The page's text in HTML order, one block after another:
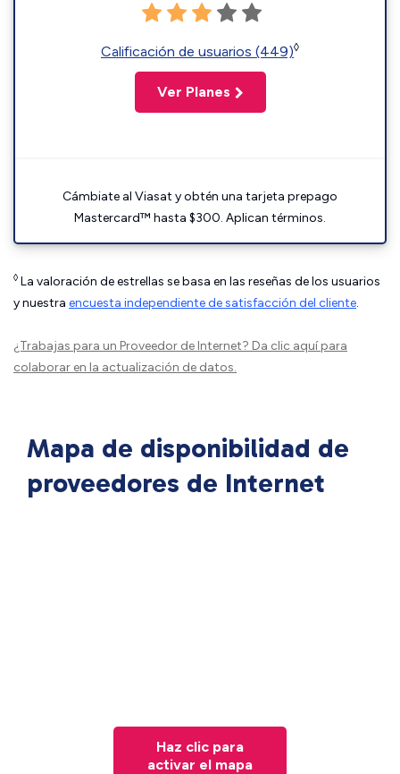
Calificación de usuarios (449)◊
Ver Planes
Cámbiate al Viasat y obtén una tarjeta prepago
Mastercard™ hasta $300. Aplican términos.
◊ La valoración de estrellas se basa en las reseñas de los usuarios
y nuestra encuesta independiente de satisfacción del cliente.
¿Trabajas para un Proveedor de Internet? Da clic aquípara
colaborar en la actualización de datos.
Mapa de disponibilidad de
proveedores de Internet
Haz clic para
activar el mapa